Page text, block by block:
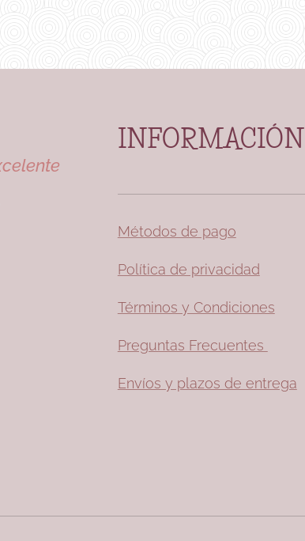
INFORMACIÓN
Métodos de pago
Política de privacidad
Términos y Condiciones
Preguntas Frecuentes
Envíos y plazos de entrega